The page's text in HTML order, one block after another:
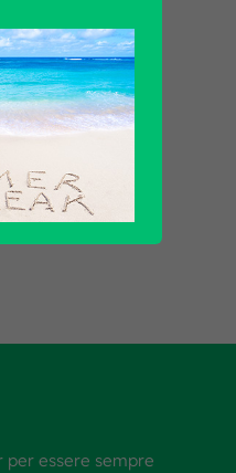
i prodotti
essere sempre